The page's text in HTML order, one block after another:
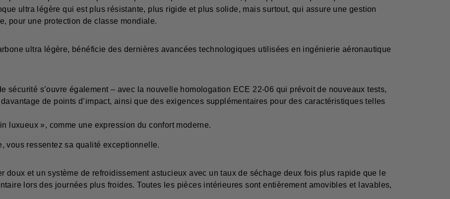
ultra légère qui est plus résistante, plus rigide et plus solide, mais surtout, qui assure une gestion
pour une protection de classe mondiale.
ultra légère, bénéficie des dernières avancées technologiques utilisées en ingénierie aéronautique
sécurité s’ouvre également – avec la nouvelle homologation ECE 22-06 qui prévoit de nouveaux tests,
de points d’impact, ainsi que des exigences supplémentaires pour des caractéristiques telles
luxueux », comme une expression du confort moderne.
vous ressentez sa qualité exceptionnelle.
doux et un système de refroidissement astucieux avec un taux de séchage deux fois plus rapide que le
lors des journées plus froides. Toutes les pièces intérieures sont entièrement amovibles et lavables,